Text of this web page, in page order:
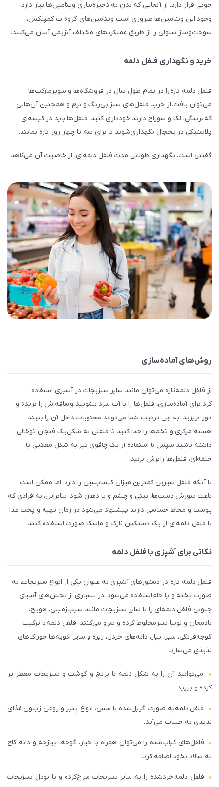
خوبی قرار دارد. از آنجایی که بدن به ذخیره‌سازی ویتامین‌ها نیاز دارد،
وجود این ویتامین‌ها ضروری است. ویتامین‌های گروه ب کمپلکس،
سوخت‌وساز سلولی را از طریق عملکردهای مختلف آنزیمی آسان می‌کنند.
خرید و نگهداری فلفل دلمه
فلفل دلمه‌ تازه را در تمام طول سال در فروشگاه‌ها و سوپرمارکت‌ها
می‌توان یافت. از خرید فلفل‌های سبز بی‌رنگ و نرم و همچنین آن‌هایی
که بریدگی، لک و سوراخ دارند خودداری کنید. فلفل‌ها باید در کیسه‌ای
پلاستیکی در یخچال نگهداری شوند تا برای سه تا چهار روز تازه بمانند.
گفتنی است، نگهداری طولانی مدت فلفل دلمه‌ای، از خاصیت آن می‌کاهد.
روش‌های آماده‌سازی
از فلفل دلمه‌ تازه می‌توان مانند سایر سبزیجات در آشپزی استفاده
کرد. برای آماده‌سازی، فلفل‌ها را با آب سرد بشویید و ساقه‌اش را بریده و
دور بریزید. به این ترتیب شما می‌تواند محتویات داخل آن را ببیند.
هسته مرکزی و تخم‌ها را جدا کنید تا فلفلی به شکل یک فنجان توخالی
داشته باشید. سپس با استفاده از یک چاقوی تیز به شکل معکبی یا
حلقه‌ای، فلفل‌ها را برش بزنید.
با آنکه فلفل شیرین کمترین میزان کپسایسین را دارد، اما ممکن است
باعث سوزش دست‌ها، بینی و چشم و یا دهان شود. بنابراین، به افرادی که
پوست و مخاط حساسی دارند پیشنهاد می‌شود در زمان تهیه و پخت غذا
با فلفل دلمه‌ای از یک دستکش نازک و ماسک صورت استفاده کنند.
نکاتی برای آشپزی با فلفل دلمه
فلفل دلمه تازه در دستورهای آشپزی به عنوان یکی از انواع سبزیجات، به
صورت پخته و یا خام استفاده می‌شود. در بسیاری از بخش‌های آسیای
جنوبی فلفل دلمه‌ای را با سایر سبزیجات مانند سیب‌زمینی، هویج،
بادمجان و لوبیا سبز مخلوط کرده و سرو می‌کنند. فلفل دلمه‌ با ترکیب
گوجه‌فرنگی، سیر، پیاز، دانه‌های خردل، زیره و سایر ادویه‌ها خوراک‌های
لذیذی می‌سازد.
می‌توانید آن را به شکل دلمه با برنج و گوشت و سبزیجات معطر پر
کرده و بپزید.
فلفل دلمه‌ به صورت گریل‌شده با سس، انواع پنیر و روغن زیتون غذای
لذیذی به حساب می‌آید.
فلفل‌های کباب‌شده را می‌توان همراه با خیار، گوجه، پیازچه و دانه کاج
به سالاد نخود اضافه کرد.
فلفل دلمه‌ خردشده را به سایر سبزیجات سرخ‌کرده و یا نودل سبزیجات